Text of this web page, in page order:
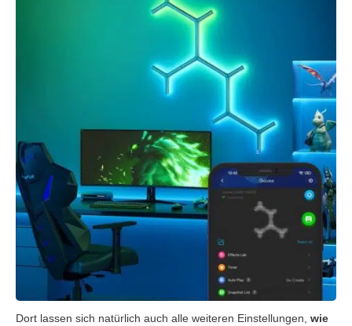
Dort lassen sich natürlich auch alle weiteren Einstellungen, wie